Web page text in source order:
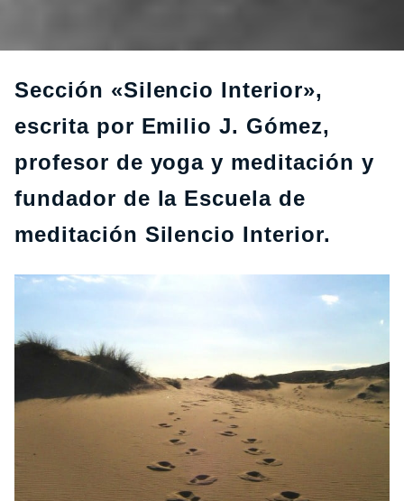
Sección «Silencio Interior»,
escrita por Emilio J. Gómez,
profesor de yoga y meditación y
fundador de la Escuela de
meditación Silencio Interior.